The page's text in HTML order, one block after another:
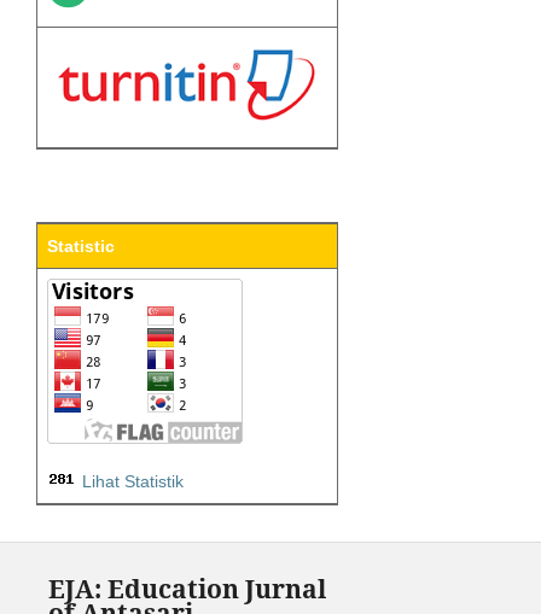
Statistic
Lihat Statistik
EJA: Education Jurnal